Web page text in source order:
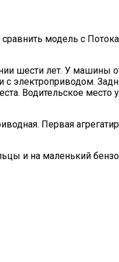
модель с
шести лет. У машины
электроприводом.
Водительское место
Первая
и на маленький